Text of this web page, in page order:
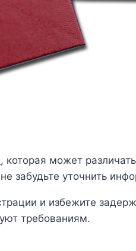
, которая может
забудьте уточнить
и избежите
требованиям.